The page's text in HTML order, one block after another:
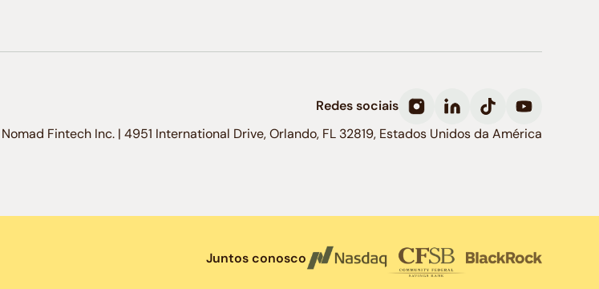
Redes sociais
Nomad Fintech Inc. | 4951 International Drive, Orlando, FL 32819, Estados Unidos da América
Juntos conosco